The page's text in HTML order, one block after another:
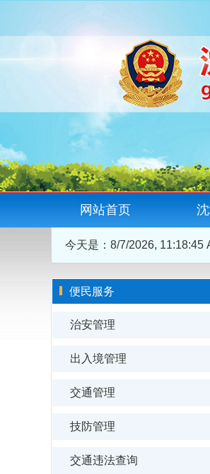
网站首页
今天是： 8/7/2026, 11:18:45
便民服务
治安管理
出入境管理
交通管理
技防管理
交通违法查询